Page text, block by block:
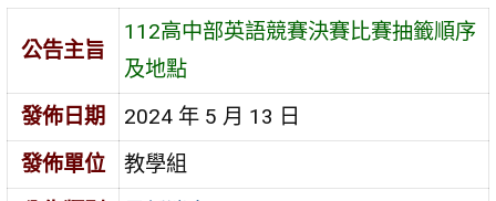
公告主旨
112高中部英語競賽決賽比賽抽籤順序
及地點
發佈日期
2024 年 5 月 13 日
發佈單位
教學組